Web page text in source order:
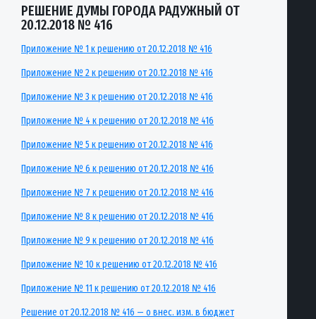
РЕШЕНИЕ ДУМЫ ГОРОДА РАДУЖНЫЙ ОТ
20.12.2018 № 416
Приложение № 1 к решению от 20.12.2018 № 416
Приложение № 2 к решению от 20.12.2018 № 416
Приложение № 3 к решению от 20.12.2018 № 416
Приложение № 4 к решению от 20.12.2018 № 416
Приложение № 5 к решению от 20.12.2018 № 416
Приложение № 6 к решению от 20.12.2018 № 416
Приложение № 7 к решению от 20.12.2018 № 416
Приложение № 8 к решению от 20.12.2018 № 416
Приложение № 9 к решению от 20.12.2018 № 416
Приложение № 10 к решению от 20.12.2018 № 416
Приложение № 11 к решению от 20.12.2018 № 416
Решение от 20.12.2018 № 416 — о внес. изм. в бюджет